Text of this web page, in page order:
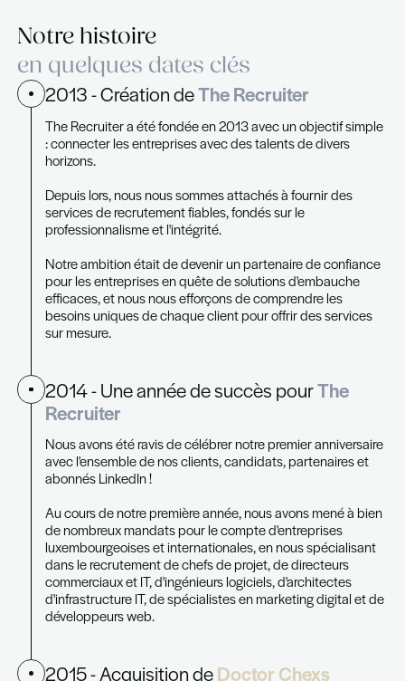
Leur objectif était d'améliorer les standards et
l'image positive du métier.
Avec plus de 40 ans d'expérience combinée,
Nicolas se spécialisent dans le recrutement de
dirigeants. Ils sont experts pour identifier et
profils de haut niveau, qu'il s'agisse de
supérieurs ou de managers expérimentés.
Leur savoir-faire pour mettre en relation des
qualifiés avec des entreprises de premier plan
différence dans le secteur de l'Executive Search.